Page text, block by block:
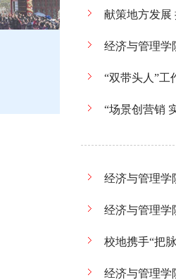
献策地方发展
经济与管理学
“双带头人”
“场景创营销
经济与管理学
经济与管理学
校地携手“把
经济与管理学